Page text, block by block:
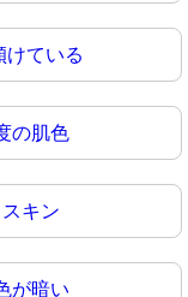
けている
の肌色
キン
が暗い